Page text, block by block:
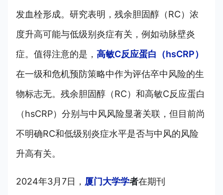
发血栓形成。研究表明，残余胆固醇（RC）浓
度升高可能与低级别炎症有关，例如动脉壁炎
症。值得注意的是， 高敏C反应蛋白（hsCRP）
在一级和危机预防策略中作为评估卒中风险的生
物标志无。残余胆固醇（RC）和高敏C反应蛋白
（hsCRP）分别与中风风险显著关联，但目前尚
不明确RC和低级别炎症水平是否与中风的风险
升高有关。
2024年3月7日， 厦门大学学者在期刊